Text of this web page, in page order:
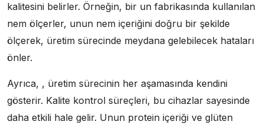
kalitesini belirler. Örneğin, bir un fabrikasında kullanılan
nem ölçerler, unun nem içeriğini doğru bir şekilde
ölçerek, üretim sürecinde meydana gelebilecek hataları
önler.
Ayrıca, , üretim sürecinin her aşamasında kendini
gösterir. Kalite kontrol süreçleri, bu cihazlar sayesinde
daha etkili hale gelir. Unun protein içeriği ve glüten